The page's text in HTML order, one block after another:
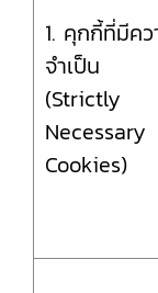
1. คุกกี้ที่มีค
จำเป็น
(Strictly
Necessary
Cookies)